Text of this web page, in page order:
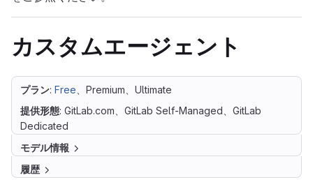
カスタムエージェント
プラン: Free 、Premium、Ultimate
提供形態: GitLab.com、GitLab Self-Managed、GitLab
Dedicated
モデル情報
履歴